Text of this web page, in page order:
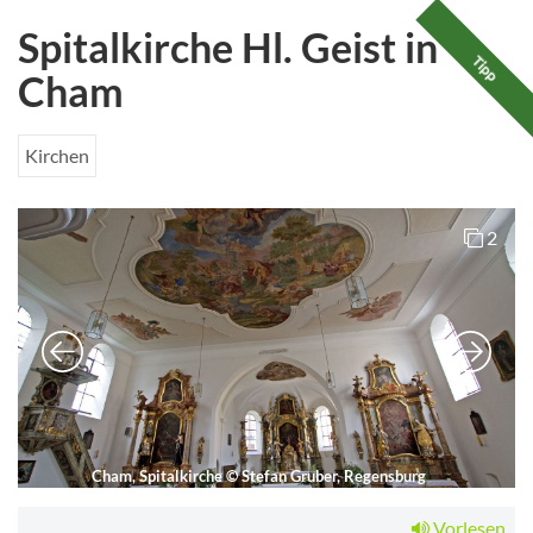
Spitalkirche Hl. Geist in
Cham
Tipp
Kirchen
Cham, Spitalkirche©Stefan Gruber, Regensburg
2
Vorlesen